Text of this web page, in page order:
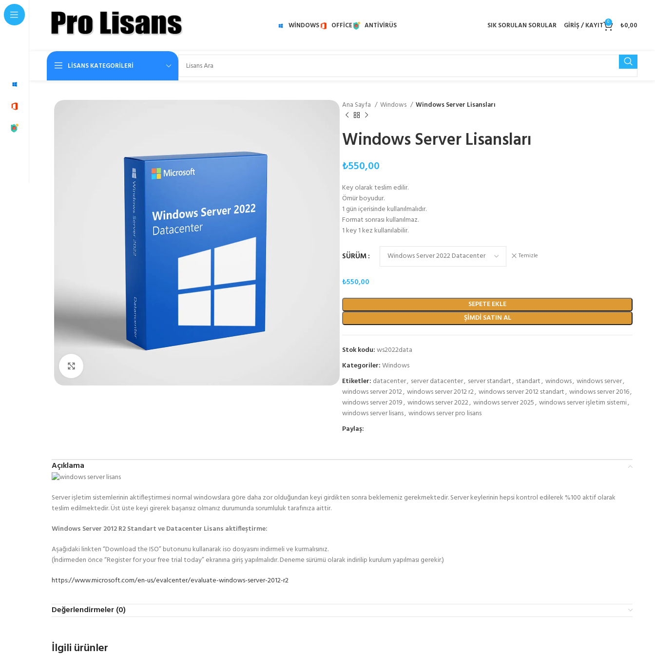
WINDOWS OFFICE ANTIVIRÜS SIK SORULAN SORULAR GIRIŞ / KAYIT 0 ₺0,00
LISANS KATEGORILERI
Ana Sayfa Windows Windows Server Lisansları
Windows Server Lisansları
₺550,00
Key olarak teslim edilir.
Ömür boyudur.
1 gün içerisinde kullanılmalıdır.
Format sonrası kullanılmaz.
1 key 1 kez kullanılabilir.
SÜRÜM Temizle
₺550,00
SEPETE EKLE
ŞIMDI SATIN AL
Stok kodu:ws2022data
Kategoriler:Windows
Etiketler: datacenter, server datacenter, server standart, standart, windows, windows server,
windows server 2012, windows server 2012 r2, windows server 2012 standart, windows server 2016,
windows server 2019, windows server 2022, windows server 2025, windows server işletim sistemi,
windows server lisans, windows server pro lisans
Paylaş:
Açıklama
Server işletim sistemlerinin aktifleştirmesi normal windowslara göre daha zor olduğundan keyi girdikten sonra beklemeniz gerekmektedir. Server keylerinin hepsi kontrol edilerek %100 aktif olarak
teslim edilmektedir. Üst üste keyi girerek başarısız olmanız durumunda sorumluluk tarafınıza aittir.
Windows Server 2012 R2 Standart ve Datacenter Lisans aktifleştirme:
Aşağıdaki linkten “Download the ISO” butonunu kullanarak iso dosyasını indirmeli ve kurmalısınız.
(İndirmeden önce “Register for your free trial today” ekranına giriş yapılmalıdır. Deneme sürümü olarak indirilip kurulum yapılması gerekir.)
https://www.microsoft.com/en-us/evalcenter/evaluate-windows-server-2012-r2
Kurulum sonrası lisans ekranında ürünün sonunda “evolution” kelimesi görülür. Bu ürünün deneme sürümü olduğunu gösterir. Deneme sürümünden lisanslı hale döndürme işlemleri aşağıdadır.
DISM /Online /Set-Edition:ServerStandard /ProductKey:D2N9P-3P6X9-2R39C-7RTCD-MDVJX /AcceptEula
Değerlendirmeler (0)
İlgili ürünler